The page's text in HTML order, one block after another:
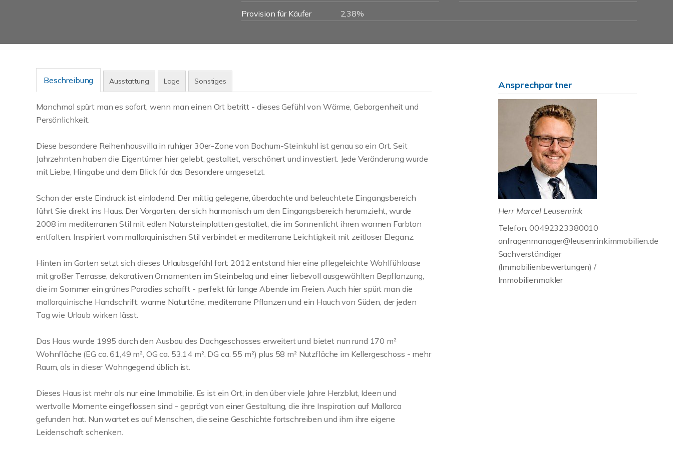
Provision für Käufer
2,38%
Beschreibung Ausstattung Lage Sonstiges
Manchmal spürt man es sofort, wenn man einen Ort betritt - dieses Gefühl von Wärme, Geborgenheit und
Persönlichkeit.
Diese besondere Reihenhausvilla in ruhiger 30er-Zone von Bochum-Steinkuhl ist genau so ein Ort. Seit
Jahrzehnten haben die Eigentümer hier gelebt, gestaltet, verschönert und investiert. Jede Veränderung wurde
mit Liebe, Hingabe und dem Blick für das Besondere umgesetzt.
Schon der erste Eindruck ist einladend: Der mittig gelegene, überdachte und beleuchtete Eingangsbereich
führt Sie direkt ins Haus. Der Vorgarten, der sich harmonisch um den Eingangsbereich herumzieht, wurde
2008 im mediterranen Stil mit edlen Natursteinplatten gestaltet, die im Sonnenlicht ihren warmen Farbton
entfalten. Inspiriert vom mallorquinischen Stil verbindet er mediterrane Leichtigkeit mit zeitloser Eleganz.
Hinten im Garten setzt sich dieses Urlaubsgefühl fort: 2012 entstand hier eine pflegeleichte Wohlfühloase
mit großer Terrasse, dekorativen Ornamenten im Steinbelag und einer liebevoll ausgewählten Bepflanzung,
die im Sommer ein grünes Paradies schafft - perfekt für lange Abende im Freien. Auch hier spürt man die
mallorquinische Handschrift: warme Naturtöne, mediterrane Pflanzen und ein Hauch von Süden, der jeden
Tag wie Urlaub wirken lässt.
Das Haus wurde 1995 durch den Ausbau des Dachgeschosses erweitert und bietet nun rund 170 m²
Wohnfläche (EG ca. 61,49 m², OG ca. 53,14 m², DG ca. 55 m²) plus 58 m² Nutzfläche im Kellergeschoss - mehr
Raum, als in dieser Wohngegend üblich ist.
Dieses Haus ist mehr als nur eine Immobilie. Es ist ein Ort, in den über viele Jahre Herzblut, Ideen und
wertvolle Momente eingeflossen sind - geprägt von einer Gestaltung, die ihre Inspiration auf Mallorca
gefunden hat. Nun wartet es auf Menschen, die seine Geschichte fortschreiben und ihm ihre eigene
Leidenschaft schenken.
Ansprechpartner
Herr Marcel Leusenrink
Telefon: 00492323380010
anfragenmanager@leusenrinkimmobilien.de
Sachverständiger
(Immobilienbewertungen) /
Immobilienmakler